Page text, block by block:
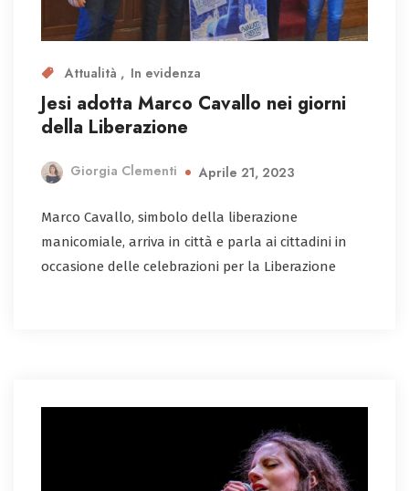
Attualità In evidenza
Jesi adotta Marco Cavallo nei giorni
della Liberazione
Giorgia Clementi Aprile 21, 2023
Marco Cavallo, simbolo della liberazione
manicomiale, arriva in città e parla ai cittadini in
occasione delle celebrazioni per la Liberazione